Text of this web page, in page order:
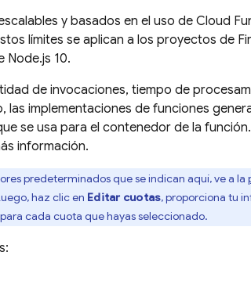
y basados en el uso de Cloud
límites se aplican a los proyectos de
Node.js 10.
de invocaciones, tiempo de
las implementaciones de funciones
se usa para el contenedor de la
información.
predeterminados que se indican aquí, ve a la
haz clic en Editar cuotas, proporciona tu
cada cuota que hayas seleccionado.